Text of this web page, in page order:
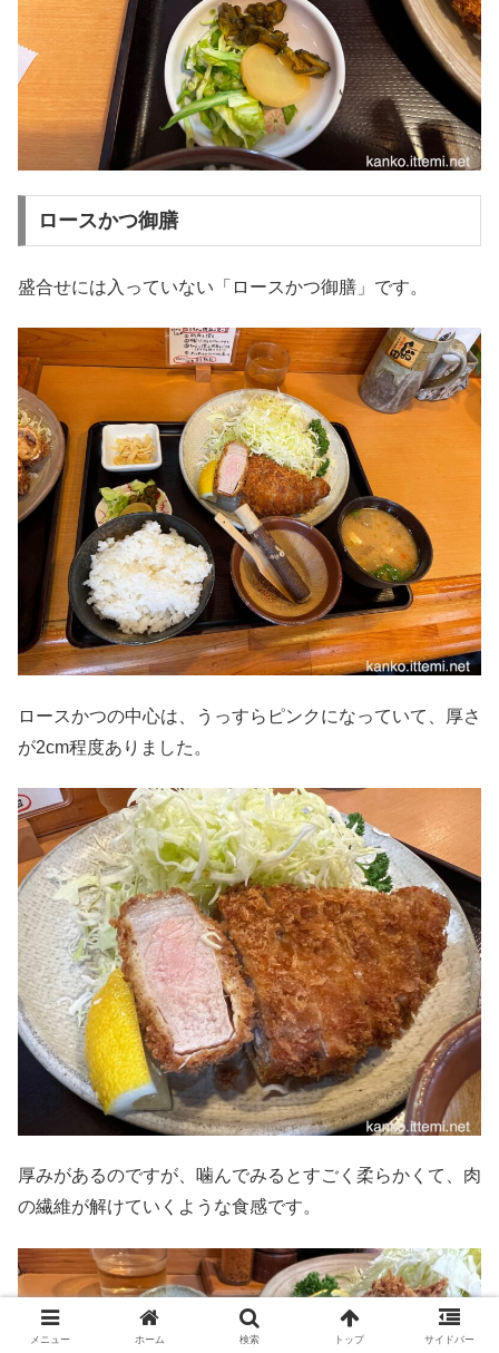
ロースかつ御膳
盛合せには入っていない「ロースかつ御膳」です。
ロースかつの中心は、うっすらピンクになっていて、厚さ
が2cm程度ありました。
厚みがあるのですが、噛んでみるとすごく柔らかくて、肉
の繊維が解けていくような食感です。
メニュー ホーム 検索 トップ サイドバー